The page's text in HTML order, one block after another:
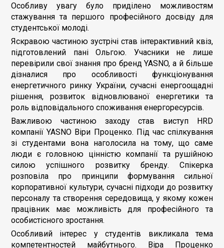
Особливу увагу було приділено можливостям
стажування та першого професійного досвіду для
студентської молоді.
Яскравою частиною зустрічі став інтерактивний квіз,
підготовлений пані Ольгою. Учасники не лише
перевірили свої знання про бренд YASNO, а й більше
дізналися про особливості функціонування
енергетичного ринку України, сучасні енергоощадні
рішення, розвиток відновлюваної енергетики та
роль відповідального споживання енергоресурсів.
Важливою частиною заходу став виступ HRD
компанії YASNO Віри Проценко. Під час спілкування
зі студентами вона наголосила на тому, що саме
люди є головною цінністю компанії та рушійною
силою успішного розвитку бренду. Спікерка
розповіла про принципи формування сильної
корпоративної культури, сучасні підходи до розвитку
персоналу та створення середовища, у якому кожен
працівник має можливість для професійного та
особистісного зростання.
Особливий інтерес у студентів викликала тема
компетентностей майбутнього. Віра Проценко